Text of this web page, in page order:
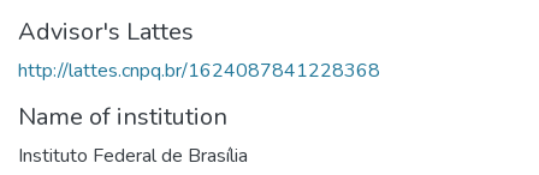
Advisor's Lattes
http://lattes.cnpq.br/1624087841228368
Name of institution
Instituto Federal de Brasília